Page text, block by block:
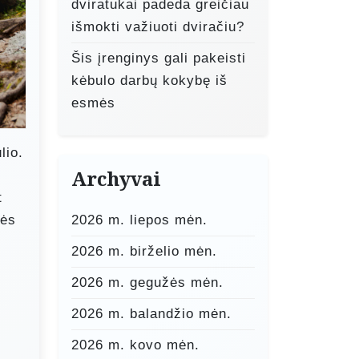
dviratukai padeda greičiau
išmokti važiuoti dviračiu?
Šis įrenginys gali pakeisti
kėbulo darbų kokybę iš
esmės
Archyvai
2026 m. liepos mėn.
2026 m. birželio mėn.
2026 m. gegužės mėn.
2026 m. balandžio mėn.
2026 m. kovo mėn.